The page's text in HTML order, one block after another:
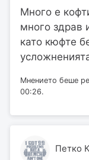
Много е
много здрав
като кюфте
Мнението беше
00:26.
Петко К